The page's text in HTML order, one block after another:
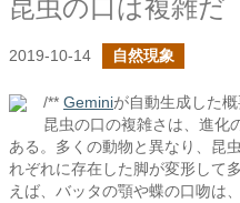
昆虫の口は複雑だ
2019-10-14 自然現象
/** Geminiが自動生成した
昆虫の口の複雑さは、進化
ある。多くの動物と異なり、昆
れぞれに存在した脚が変形して
えば、バッタの顎や蝶の口吻は